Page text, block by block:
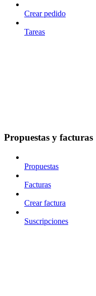
Crear pedido
Tareas
Propuestas y facturas
Propuestas
Facturas
Crear factura
Suscripciones